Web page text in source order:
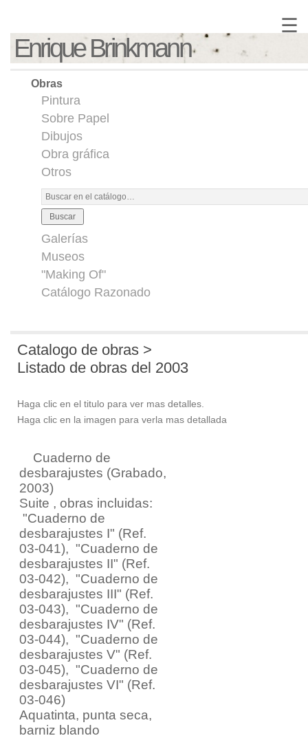
☰
Enrique Brinkmann
Obras
Pintura
Sobre Papel
Dibujos
Obra gráfica
Otros
Buscar
Galerías
Museos
"Making Of"
Catálogo Razonado
Catalogo de obras >
Listado de obras del 2003
Haga clic en el titulo para ver mas detalles.
Haga clic en la imagen para verla mas detallada
Cuaderno de
desbarajustes (Grabado,
2003)
Suite , obras incluidas:
"Cuaderno de
desbarajustes I" (Ref.
03-041), "Cuaderno de
desbarajustes II" (Ref.
03-042), "Cuaderno de
desbarajustes III" (Ref.
03-043), "Cuaderno de
desbarajustes IV" (Ref.
03-044), "Cuaderno de
desbarajustes V" (Ref.
03-045), "Cuaderno de
desbarajustes VI" (Ref.
03-046)
Aquatinta, punta seca,
barniz blando